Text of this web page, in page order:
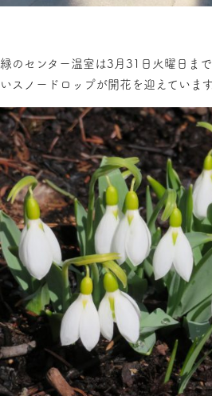
緑のセンター温室は3月31日火曜日ま
いスノードロップが開花を迎えています